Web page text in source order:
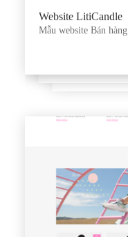
Website LitiCandle
Mẫu website Bán hàng